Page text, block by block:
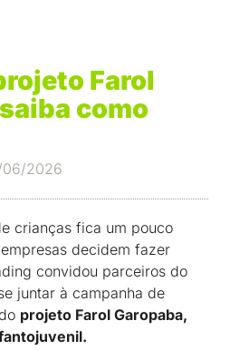
Farol
como
2026
crianças fica um pouco
decidem fazer
convidou parceiros do
juntar à campanha de
projeto Farol Garopaba,